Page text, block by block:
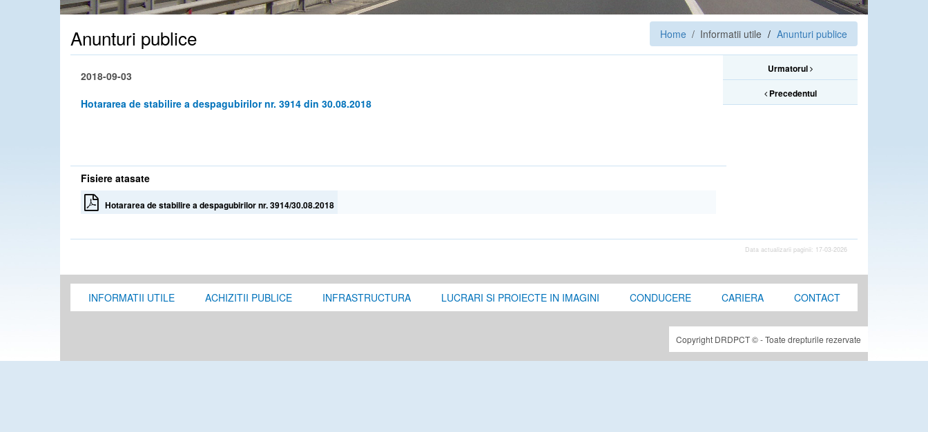
Anunturi publice Home / Informatii utile Anunturi publice
Urmatorul
Precedentul
2018-09-03
Hotararea de stabilire a despagubirilor nr. 3914 din 30.08.2018
Fisiere atasate
Hotararea de stabilire a despagubirilor nr. 3914/30.08.2018
Data actualizarii paginii: 17-03-2026
INFORMATII UTILE ACHIZITII PUBLICE INFRASTRUCTURA LUCRARI SI PROIECTE IN IMAGINI CONDUCERE CARIERA CONTACT
Copyright DRDPCT © - Toate drepturile rezervate